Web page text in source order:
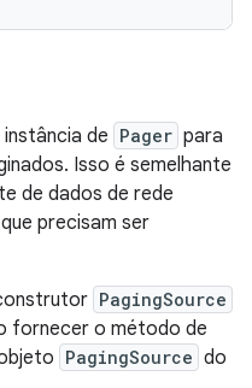
de Pager para
Isso é semelhante
de dados de rede
precisam ser
PagingSource
fornecer o método de
PagingSource do